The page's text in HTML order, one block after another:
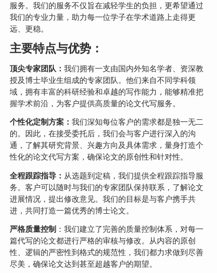
服务。我们的服务不仅旨在减轻学生的负担，更希望通过
我们的专业力量，助力每一位学子在学术道路上走得更
远、更稳。
主要特点与优势：
顶尖专家团队： 我们拥有一支由国内外知名学者、资深教
授及博士毕业生组成的专家团队。他们来自不同学科领
域，拥有丰富的科研经验和卓越的写作能力，能够精准把
握学术前沿，为客户提供高质量的论文代写服务。
个性化定制方案： 我们深知每位客户的需求都是独一无二
的。因此，在接受委托后，我们会与客户进行深入的沟
通，了解其研究背景、兴趣方向及具体需求，量身打造个
性化的论文代写方案，确保论文的原创性和针对性。
全程跟踪指导： 从选题到定稿，我们提供全程跟踪指导服
务。客户可以随时与我们的专家团队保持联系，了解论文
进展情况，提出修改意见。我们的目标是与客户携手共
进，共同打造一篇优秀的博士论文。
严格质量控制 ：我们建立了完善的质量控制体系，对每一
篇代写的论文都进行严格的审核与修改。从内容的原创
性、逻辑的严密性到格式的规范性，我们都力求做到尽善
尽美，确保论文达到甚至超越客户的期望。